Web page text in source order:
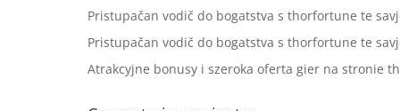
Pristupačan vodič do bogatstva s thorfortune te
Pristupačan vodič do bogatstva s thorfortune te
Atrakcyjne bonusy i szeroka oferta gier na stronie